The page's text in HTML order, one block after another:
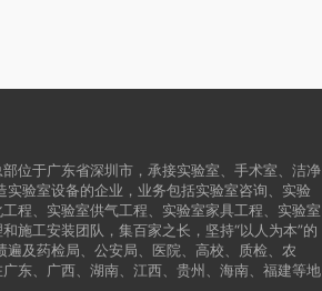
位于广东省深圳市，承接实验室、手术室、洁净
验室设备的企业，业务包括实验室咨询、实验
程、实验室供气工程、实验室家具工程、实验室
施工安装团队，集百家之长，坚持“以人为本”的
及药检局、公安局、医院、高校、质检、农
东、广西、湖南、江西、贵州、海南、福建等地